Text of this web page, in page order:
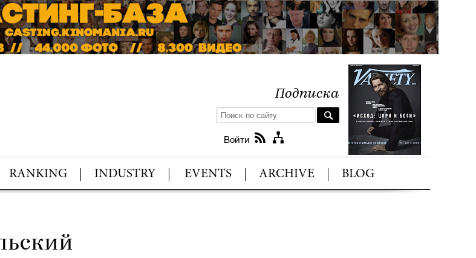
Подписка
Войти
RANKING INDUSTRY EVENTS ARCHIVE BLOG